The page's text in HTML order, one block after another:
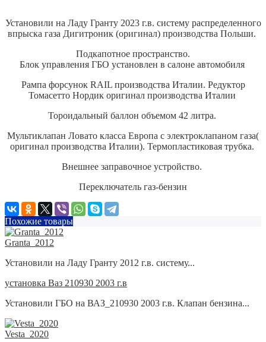
Установили на Ладу Гранту 2023 г.в. систему распределенного
впрыска газа Дигитроник (оригинал) производства Польши.
Подкапотное пространство.
Блок управления ГБО установлен в салоне автомобиля
Рампа форсунок RAIL производства Италии. Редуктор
Томасетто Нордик оригинал производства Италии
Тороидальный баллон объемом 42 литра.
Мультиклапан Ловато класса Европа с электроклапаном газа(
оригинал производства Италии). Термопластиковая трубка.
Внешнее заправочное устройство.
Переключатель газ-бензин
Похожие товары
Granta_2012
Установили на Ладу Гранту 2012 г.в. систему...
установка Ваз 210930 2003 г.в
Установили ГБО на ВАЗ_210930 2003 г.в. Клапан бензина...
Vesta_2020